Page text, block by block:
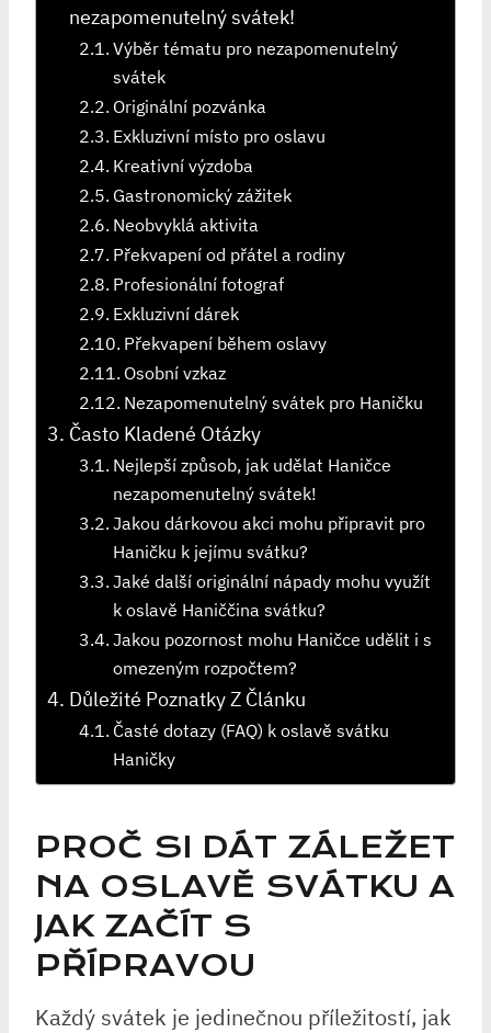
nezapomenutelný svátek!
Výběr tématu pro nezapomenutelný
svátek
Originální pozvánka
Exkluzivní místo pro oslavu
Kreativní výzdoba
Gastronomický zážitek
Neobvyklá aktivita
Překvapení od přátel a rodiny
Profesionální fotograf
Exkluzivní dárek
Překvapení během oslavy
Osobní vzkaz
Nezapomenutelný svátek pro Haničku
Často Kladené Otázky
Nejlepší způsob, jak udělat Haničce
nezapomenutelný svátek!
Jakou dárkovou akci mohu připravit pro
Haničku k jejímu svátku?
Jaké další originální nápady mohu využít
k oslavě Haniččina svátku?
Jakou pozornost mohu Haničce udělit i s
omezeným rozpočtem?
Důležité Poznatky Z Článku
Časté dotazy (FAQ) k oslavě svátku
Haničky
PROČ SI DÁT ZÁLEŽET
NA OSLAVĚ SVÁTKU A
JAK ZAČÍT S
PŘÍPRAVOU
Každý svátek je jedinečnou příležitostí, jak